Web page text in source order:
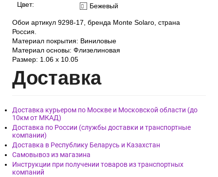
Цвет: Бежевый
Обои артикул 9298-17, бренда Monte Solaro, страна
Россия.
Материал покрытия: Виниловые
Материал основы: Флизелиновая
Размер: 1.06 x 10.05
Доставка
Доставка курьером по Москве и Московской области (до
10км от МКАД)
Доставка по России (службы доставки и транспортные
компании)
Доставка в Республику Беларусь и Казахстан
Самовывоз из магазина
Инструкции при получении товаров из транспортных
компаний